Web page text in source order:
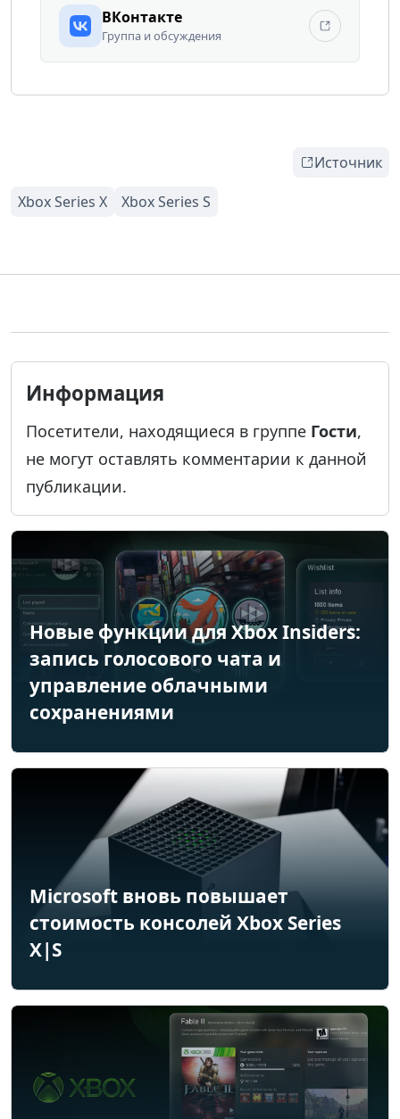
ВКонтакте
Группа и обсуждения
Источник
Информация
Посетители, находящиеся в группе Гости,
не могут оставлять комментарии к данной
публикации.
Новые функции для Xbox Insiders:
запись голосового чата и
управление облачными
сохранениями
Microsoft вновь повышает
стоимость консолей Xbox Series
X|S